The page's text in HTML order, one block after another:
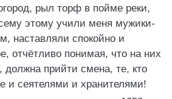
рыл торф в пойме реки,
этому учили меня мужики-
наставляли спокойно и
отчётливо понимая, что на них
должна прийти смена, те, кто
и сеятелями и хранителями!